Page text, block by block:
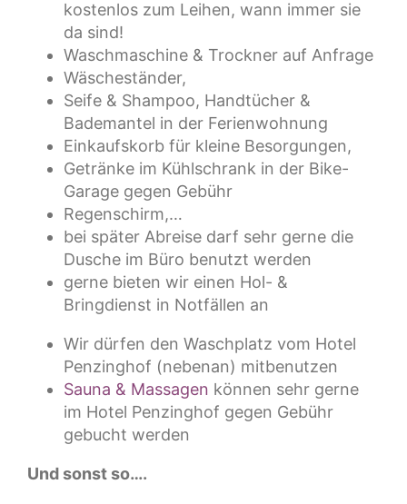
kostenlos zum Leihen, wann immer sie
da sind!
Waschmaschine & Trockner auf Anfrage
Wäscheständer,
Seife & Shampoo, Handtücher &
Bademantel in der Ferienwohnung
Einkaufskorb für kleine Besorgungen,
Getränke im Kühlschrank in der Bike-
Garage gegen Gebühr
Regenschirm,…
bei später Abreise darf sehr gerne die
Dusche im Büro benutzt werden
gerne bieten wir einen Hol- &
Bringdienst in Notfällen an
Wir dürfen den Waschplatz vom Hotel
Penzinghof (nebenan) mitbenutzen
Sauna & Massagen können sehr gerne
im Hotel Penzinghof gegen Gebühr
gebucht werden
Und sonst so….